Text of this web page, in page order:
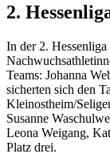
2.
In der 2.
Teams: Johanna
sicherten sich den
Kleinostheim/
Susanne
Leona Weigang,
Platz drei.